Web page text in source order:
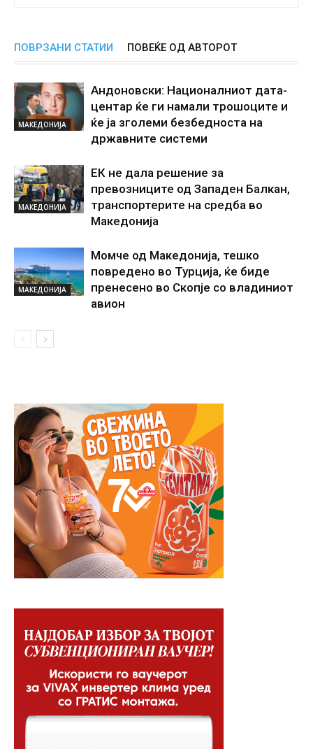
ПОВРЗАНИ СТАТИИ ПОВЕЌЕ ОД АВТОРОТ
МАКЕДОНИЈА
Андоновски: Националниот дата-
центар ќе ги намали трошоците и
ќе ја зголеми безбедноста на
државните системи
МАКЕДОНИЈА
ЕК не дала решение за
превозниците од Западен Балкан,
транспортерите на средба во
Македонија
МАКЕДОНИЈА
Момче од Македонија, тешко
повредено во Турција, ќе биде
пренесено во Скопје со владиниот
авион